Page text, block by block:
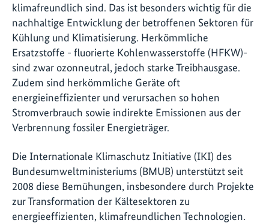
klimafreundlich sind. Das ist besonders wichtig für die
nachhaltige Entwicklung der betroffenen Sektoren für
Kühlung und Klimatisierung. Herkömmliche
Ersatzstoffe - fluorierte Kohlenwasserstoffe (HFKW)-
sind zwar ozonneutral, jedoch starke Treibhausgase.
Zudem sind herkömmliche Geräte oft
energieineffizienter und verursachen so hohen
Stromverbrauch sowie indirekte Emissionen aus der
Verbrennung fossiler Energieträger.
Die Internationale Klimaschutz Initiative (IKI) des
Bundesumweltministeriums (BMUB) unterstützt seit
2008 diese Bemühungen, insbesondere durch Projekte
zur Transformation der Kältesektoren zu
energieeffizienten, klimafreundlichen Technologien.